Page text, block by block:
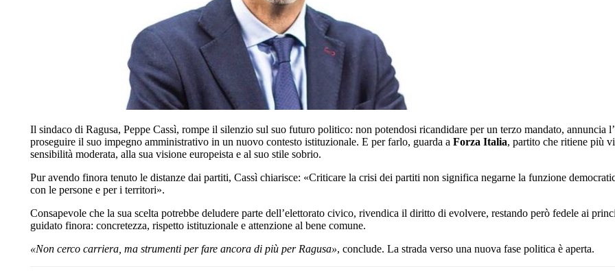
Il sindaco di Ragusa, Peppe Cassì, rompe il silenzio sul suo futuro politico: non potendosi ricandidare per un terzo mandato, annuncia
proseguire il suo impegno amministrativo in un nuovo contesto istituzionale. E per farlo, guarda a Forza Italia, partito che ritiene più
sensibilità moderata, alla sua visione europeista e al suo stile sobrio.
Pur avendo finora tenuto le distanze dai partiti, Cassì chiarisce: «Criticare la crisi dei partiti non significa negarne la funzione
con le persone e per i territori».
Consapevole che la sua scelta potrebbe deludere parte dell’elettorato civico, rivendica il diritto di evolvere, restando però fedele ai
guidato finora: concretezza, rispetto istituzionale e attenzione al bene comune.
«Non cerco carriera, ma strumenti per fare ancora di più per Ragusa», conclude. La strada verso una nuova fase politica è aperta.